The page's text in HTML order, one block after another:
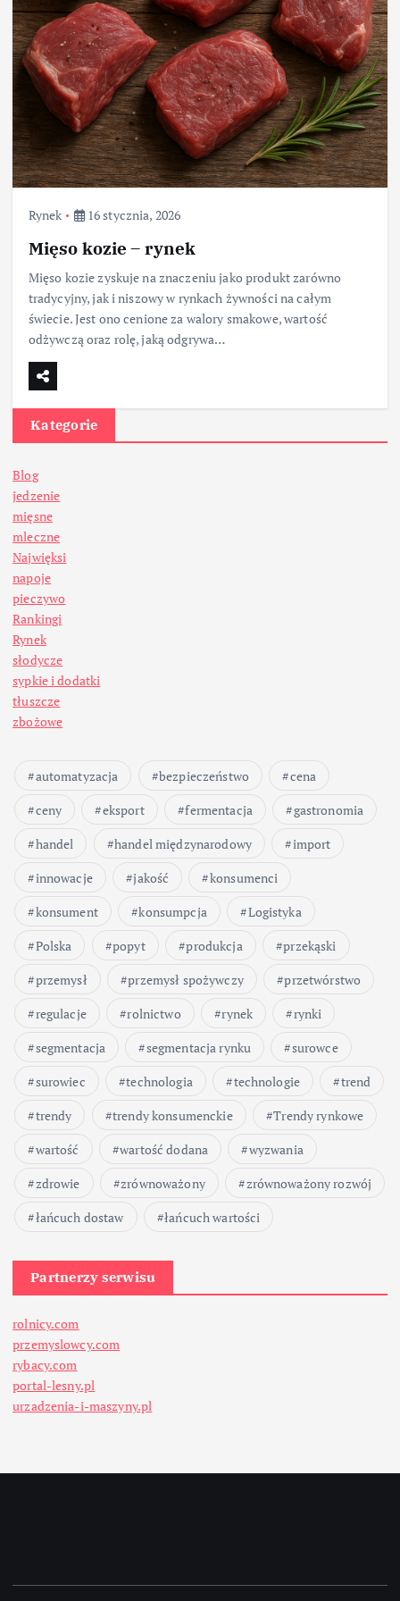
Rynek 16 stycznia, 2026
Mięso kozie – rynek
Mięso kozie zyskuje na znaczeniu jako produkt zarówno
tradycyjny, jak i niszowy w rynkach żywności na całym
świecie. Jest ono cenione za walory smakowe, wartość
odżywczą oraz rolę, jaką odgrywa…
Kategorie
Blog
jedzenie
mięsne
mleczne
Najwięksi
napoje
pieczywo
Rankingi
Rynek
słodycze
sypkie i dodatki
tłuszcze
zbożowe
automatyzacja bezpieczeństwo
cena
ceny
eksport fermentacja
gastronomia
handel
handel międzynarodowy
import
innowacje
jakość
konsumenci
konsument
konsumpcja
Logistyka
Polska
popyt produkcja
przekąski
przemysł
przemysł spożywczy
przetwórstwo
regulacje
rolnictwo rynek
rynki
segmentacja
segmentacja rynku
surowce
surowiec
technologia technologie
trend
trendy
trendy konsumenckie
Trendy rynkowe
wartość
wartość dodana
wyzwania
zdrowie
zrównoważony
zrównoważony rozwój
łańcuch dostaw
łańcuch wartości
Partnerzy serwisu
rolnicy.com
przemyslowcy.com
rybacy.com
portal-lesny.pl
urzadzenia-i-maszyny.pl